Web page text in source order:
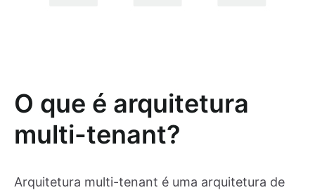
O que é arquitetura
multi-tenant?
Arquitetura multi-tenant é uma arquitetura de